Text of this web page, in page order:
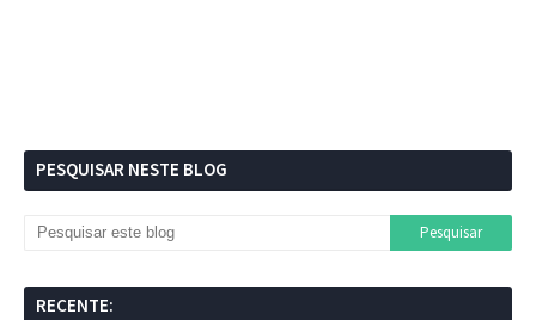
PESQUISAR NESTE BLOG
RECENTE: